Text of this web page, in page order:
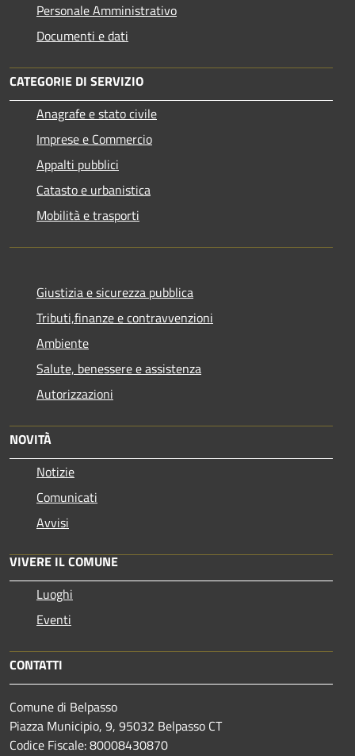
Personale Amministrativo
Documenti e dati
CATEGORIE DI SERVIZIO
Anagrafe e stato civile
Imprese e Commercio
Appalti pubblici
Catasto e urbanistica
Mobilità e trasporti
Giustizia e sicurezza pubblica
Tributi,finanze e contravvenzioni
Ambiente
Salute, benessere e assistenza
Autorizzazioni
NOVITÀ
Notizie
Comunicati
Avvisi
VIVERE IL COMUNE
Luoghi
Eventi
CONTATTI
Comune di Belpasso
Piazza Municipio, 9, 95032 Belpasso CT
Codice Fiscale: 80008430870